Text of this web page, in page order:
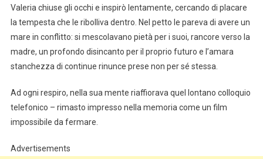
Valeria chiuse gli occhi e inspirò lentamente, cercando di placare
la tempesta che le ribolliva dentro. Nel petto le pareva di avere un
mare in conflitto: si mescolavano pietà per i suoi, rancore verso la
madre, un profondo disincanto per il proprio futuro e l’amara
stanchezza di continue rinunce prese non per sé stessa.
Ad ogni respiro, nella sua mente riaffiorava quel lontano colloquio
telefonico – rimasto impresso nella memoria come un film
impossibile da fermare.
Advertisements